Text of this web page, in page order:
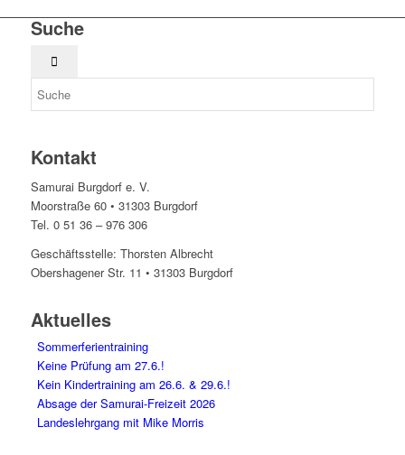
Suche
Kontakt
Samurai Burgdorf e. V.
Moorstraße 60 • 31303 Burgdorf
Tel. 0 51 36 – 976 306
Geschäftsstelle: Thorsten Albrecht
Obershagener Str. 11 • 31303 Burgdorf
Aktuelles
Sommerferientraining
Keine Prüfung am 27.6.!
Kein Kindertraining am 26.6. & 29.6.!
Absage der Samurai-Freizeit 2026
Landeslehrgang mit Mike Morris